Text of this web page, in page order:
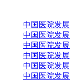
中国医院发
中国医院发
中国医院发展
中国医院发
中国医院发
中国医院发